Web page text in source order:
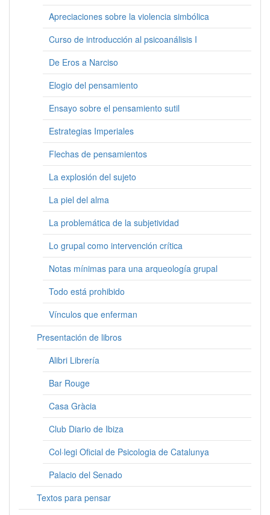
Apreciaciones sobre la violencia simbólica
Curso de introducción al psicoanálisis I
De Eros a Narciso
Elogio del pensamiento
Ensayo sobre el pensamiento sutil
Estrategias Imperiales
Flechas de pensamientos
La explosión del sujeto
La piel del alma
La problemática de la subjetividad
Lo grupal como intervención crítica
Notas mínimas para una arqueología grupal
Todo está prohibido
Vínculos que enferman
Presentación de libros
Alibri Librería
Bar Rouge
Casa Gràcia
Club Diario de Ibiza
Col·legi Oficial de Psicologia de Catalunya
Palacio del Senado
Textos para pensar